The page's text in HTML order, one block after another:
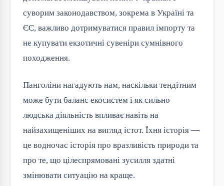
суворим законодавством, зокрема в Україні та
ЄС, важливо дотримуватися правил імпорту та
не купувати екзотичні сувеніри сумнівного
походження.
Панголіни нагадують нам, наскільки тендітним
може бути баланс екосистем і як сильно
людська діяльність впливає навіть на
найзахищеніших на вигляд істот. Їхня історія —
це водночас історія про вразливість природи та
про те, що цілеспрямовані зусилля здатні
змінювати ситуацію на краще.